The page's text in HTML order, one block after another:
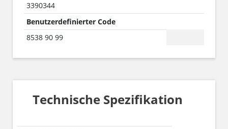
3390344
Benutzerdefinierter Code
8538 90 99
Technische Spezifikation